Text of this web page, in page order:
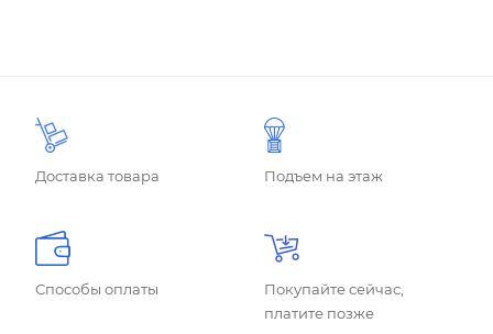
Доставка товара Подъем на этаж
Способы оплаты
Покупайте сейчас,
платите позже